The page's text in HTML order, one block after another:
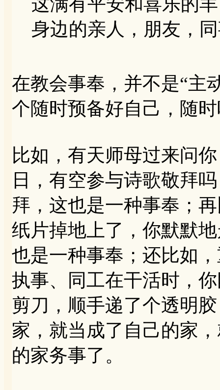
身边的亲人，朋友，
在教会事奉，并不是“主
个随时预备好自己，随
比如，有天师母过来问
日，有空参与诗歌敬拜
拜，这也是一种事奉；
纸片掉地上了，你默默
也是一种事奉；还比如
执事、同工在干活时，
剪刀，顺手递了个透明
家，就当成了自己的家
的家务事了。